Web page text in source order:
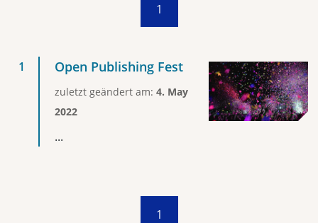
1
Open Publishing Fest
zuletzt geändert am: 4. May
2022
...
1